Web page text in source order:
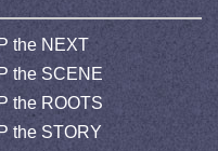
the NEXT
the SCENE
the ROOTS
the STORY